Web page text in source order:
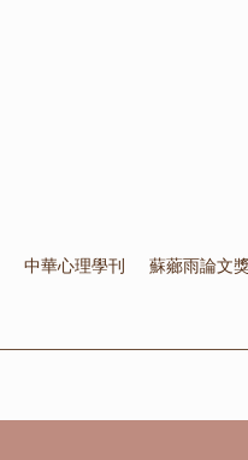
中華心理學刊 蘇薌雨論文